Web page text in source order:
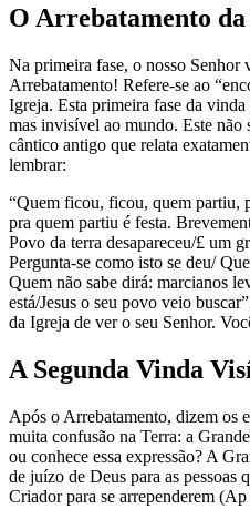
O Arrebatamento
Na primeira fase, o nosso Senhor
Arrebatamento! Refere-se ao
Igreja. Esta primeira fase da
mas invisível ao mundo. Este não
cântico antigo que relata
lembrar:
“Quem ficou, ficou, quem partiu,
pra quem partiu é festa.
Povo da terra desapareceu/£ um
Pergunta-se como isto se deu/
Quem não sabe dirá: marcianos
está/Jesus o seu povo veio
da Igreja de ver o seu Senhor.
A Segunda Vinda
Após o Arrebatamento, dizem os
muita confusão na Terra: a
ou conhece essa expressão? A
de juízo de Deus para as pessoas
Criador para se arrependerem